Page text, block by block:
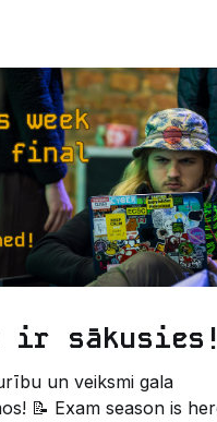
ir sākusies!
un veiksmi gala
is here!